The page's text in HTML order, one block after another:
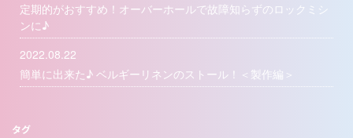
定期的がおすすめ！オーバーホールで故障知らずのロックミシ
ンに♪
2022.08.22
簡単に出来た♪ ベルギーリネンのストール！＜製作編＞
タグ